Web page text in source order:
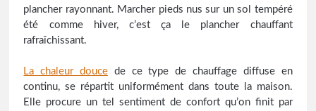
plancher rayonnant. Marcher pieds nus sur un sol tempéré
été comme hiver, c’est ça le plancher chauffant
rafraîchissant.
La chaleur douce de ce type de chauffage diffuse en
continu, se répartit uniformément dans toute la maison.
Elle procure un tel sentiment de confort qu’on finit par